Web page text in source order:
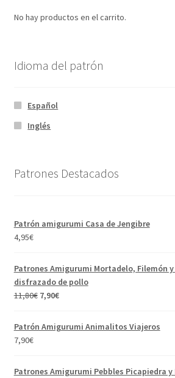
No hay productos en el carrito.
Idioma del patrón
Español
Inglés
Patrones Destacados
Patrón amigurumi Casa de Jengibre
4,95€
Patrones Amigurumi Mortadelo, Filemón
disfrazado de pollo
11,80€ El
original
7,90€El
es:
Patrón Amigurumi Animalitos Viajeros
7,90€
Patrones Amigurumi Pebbles Picapiedra y